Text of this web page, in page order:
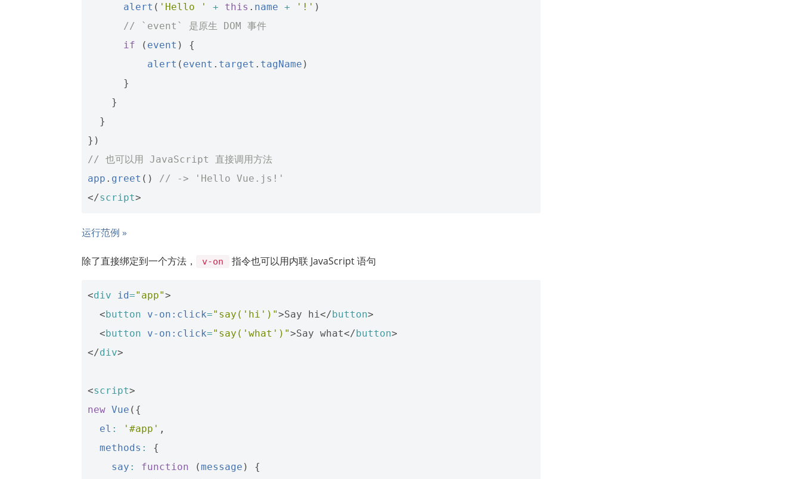
alert ( 'Hello ' + this . name + '!' )
// `event` 是原生 DOM 事件
if
( event )
{
alert ( event . target . tagName )
}
}
}
})
// 也可以用 JavaScript 直接调用方法
app . greet ()
// -> 'Hello Vue.js!'
</script>
运行范例 »
除了直接绑定到一个方法， v-on 指令也可以用内联 JavaScript 语句
<div id="app">
<button v-on:click="say('hi')">Say hi </button>
<button v-on:click="say('what')">Say what</button>
</div>
<script>
new Vue ({
el : '#app' ,
methods :
{
say : function (message )
{